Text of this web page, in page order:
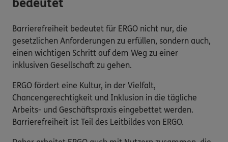
bedeutet
Barrierefreiheit bedeutet für ERGO nicht nur, die
gesetzlichen Anforderungen zu erfüllen, sondern auch,
einen wichtigen Schritt auf dem Weg zu einer
inklusiven Gesellschaft zu gehen.
ERGO fördert eine Kultur, in der Vielfalt,
Chancengerechtigkeit und Inklusion in die tägliche
Arbeits- und Geschäftspraxis eingebettet werden.
Barrierefreiheit ist Teil des Leitbildes von ERGO.